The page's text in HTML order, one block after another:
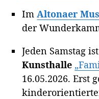
ImAltonaer
der
Jeden Samstag
Kunsthalle
16.05.2026. Erst